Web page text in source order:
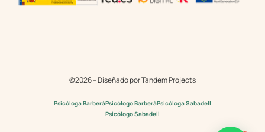
©2026 – Diseñado por Tandem Projects
Psicóloga BarberàPsicólogo BarberàPsicóloga Sabadell
Psicólogo Sabadell